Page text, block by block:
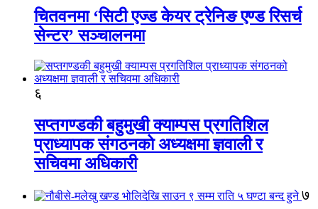
चितवनमा ‘सिटी एज्ड केयर ट्रेनिङ एण्ड रिसर्च
सेन्टर’ सञ्चालनमा
६
सप्तगण्डकी बहुमुखी क्याम्पस प्रगतिशिल
प्राध्यापक संगठनको अध्यक्षमा ज्ञवाली र
सचिवमा अधिकारी
७